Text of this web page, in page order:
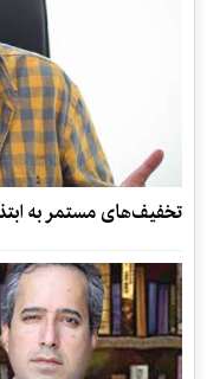
تخفیف‌های مستمر به